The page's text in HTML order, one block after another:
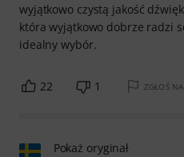
wyjątkowo czystą jakość
która wyjątkowo dobrze radzi
idealny wybór.
22 1 ZGŁOŚ
Pokaż oryginał